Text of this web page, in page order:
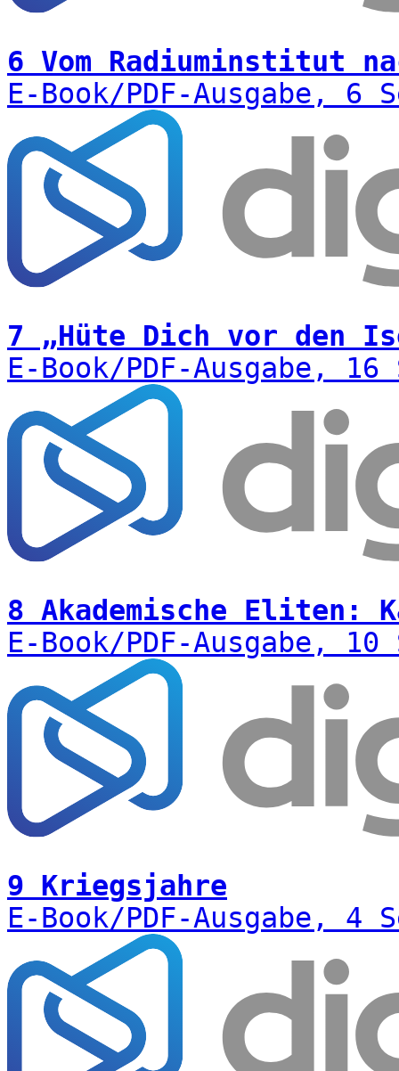
6 Vom Radiuminstitut
E-Book/PDF-Ausgabe,
7 „Hüte Dich vor den
E-Book/PDF-Ausgabe,
8 Akademische Eliten:
E-Book/PDF-Ausgabe,
9 Kriegsjahre
E-Book/PDF-Ausgabe,